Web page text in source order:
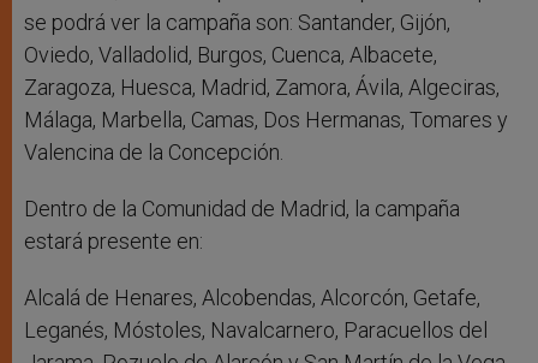
se podrá ver la campaña son: Santander, Gijón,
Oviedo, Valladolid, Burgos, Cuenca, Albacete,
Zaragoza, Huesca, Madrid, Zamora, Ávila, Algeciras,
Málaga, Marbella, Camas, Dos Hermanas, Tomares y
Valencina de la Concepción.
Dentro de la Comunidad de Madrid, la campaña
estará presente en:
Alcalá de Henares, Alcobendas, Alcorcón, Getafe,
Leganés, Móstoles, Navalcarnero, Paracuellos del